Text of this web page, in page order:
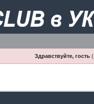
Здравствуйте, гость(